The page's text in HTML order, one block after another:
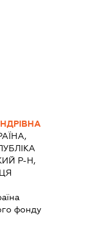
Р-Н,
фонду